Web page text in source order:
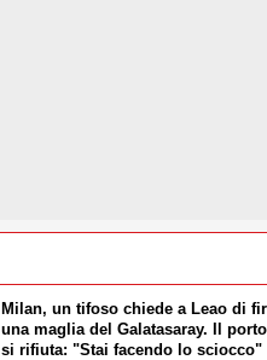
Milan, un tifoso chiede a Leao di
una maglia del Galatasaray. Il
si rifiuta: "Stai facendo lo sciocco"